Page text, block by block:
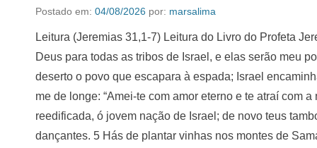
Postado em: 04/08/2026 por: marsalima
Leitura (Jeremias 31,1-7) Leitura do Livro do Profeta
Deus para todas as tribos de Israel, e elas serão meu
deserto o povo que escapara à espada; Israel
me de longe: “Amei-te com amor eterno e te atraí com
reedificada, ó jovem nação de Israel; de novo teus
dançantes. 5 Hás de plantar vinhas nos montes de